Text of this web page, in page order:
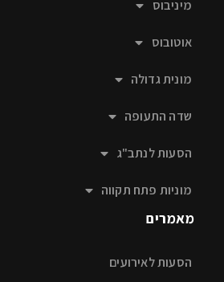
מיניבוס
אוטובוס
מונית גדולה
שדה התעופה
הסעות לנתב"ג
מוניות פתח תקווה
מאמרים
הסעות לאירועים